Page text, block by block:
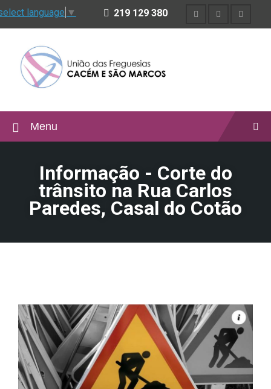
language ▼ 219 129 380
Menu
Informação - Corte do
trânsito na Rua Carlos
Paredes, Casal do Cotão